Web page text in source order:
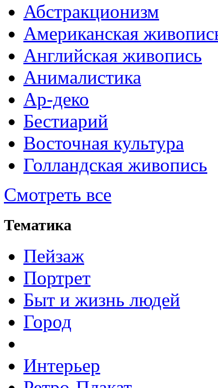
Абстракционизм
Американская
Английская живопись
Анималистика
Ар-деко
Бестиарий
Восточная культура
Голландская живопись
Смотреть все
Тематика
Пейзаж
Портрет
Быт и жизнь людей
Город
Интерьер